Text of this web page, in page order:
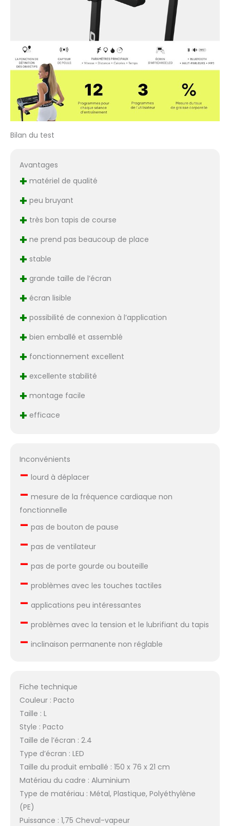
Bilan du test
Avantages
+ matériel de qualité
+ peu bruyant
+ très bon tapis de course
+ ne prend pas beaucoup de place
+ stable
+ grande taille de l’écran
+ écran lisible
+ possibilité de connexion à l’application
+ bien emballé et assemblé
+ fonctionnement excellent
+ excellente stabilité
+ montage facile
+ efficace
Inconvénients
– lourd à déplacer
– mesure de la fréquence cardiaque non
fonctionnelle
– pas de bouton de pause
– pas de ventilateur
– pas de porte gourde ou bouteille
– problèmes avec les touches tactiles
– applications peu intéressantes
– problèmes avec la tension et le lubrifiant du tapis
– inclinaison permanente non réglable
Fiche technique
Couleur : Pacto
Taille : L
Style : Pacto
Taille de l’écran : 2.4
Type d’écran : LED
Taille du produit emballé : 150 x 76 x 21 cm
Matériau du cadre : Aluminium
Type de matériau : Métal, Plastique, Polyéthylène
(PE)
Puissance : 1,75 Cheval-vapeur